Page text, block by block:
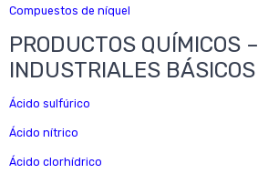
Compuestos de níquel
PRODUCTOS QUÍMICOS –
INDUSTRIALES BÁSICOS
Ácido sulfúrico
Ácido nítrico
Ácido clorhídrico